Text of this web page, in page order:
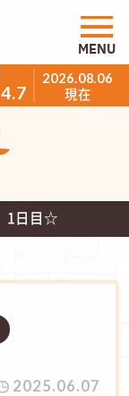
4.7
2026.08.06
現在
MENU
1日目☆
2025.06.07